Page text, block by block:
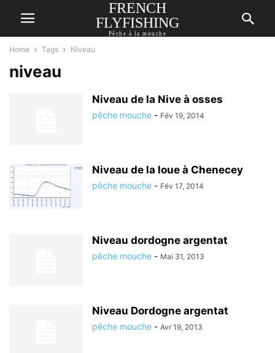
FRENCH
FLYFISHING
Pêche à la mouche
Home Tags Niveau
niveau
Niveau de la Nive à osses
pêche mouche - Fév 19, 2014
Niveau de la loue à Chenecey
pêche mouche - Fév 17, 2014
Niveau dordogne argentat
pêche mouche - Mai 31, 2013
Niveau Dordogne argentat
pêche mouche - Avr 19, 2013